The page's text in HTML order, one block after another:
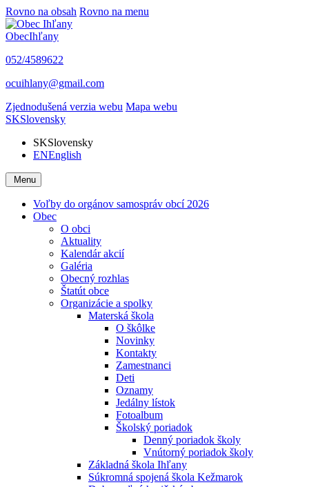
Rovno na obsah Rovno na menu
ObecIhľany
052/4589622
ocuihlany@gmail.com
Zjednodušená verzia webu Mapa webu
SKSlovensky
SKSlovensky
ENEnglish
Menu
Voľby do orgánov samospráv obcí 2026
Obec
O obci
Aktuality
Kalendár akcií
Galéria
Obecný rozhlas
Štatút obce
Organizácie a spolky
Materská škola
O škôlke
Novinky
Kontakty
Zamestnanci
Deti
Oznamy
Jedálny lístok
Fotoalbum
Školský poriadok
Denný poriadok školy
Vnútorný poriadok školy
Základná škola Ihľany
Súkromná spojená škola Kežmarok